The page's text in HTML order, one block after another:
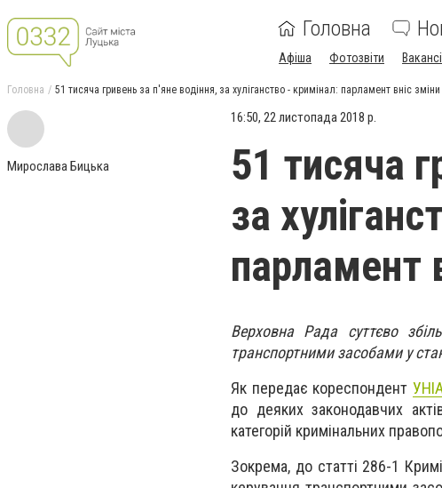
Головна
Афіша Фотозвіти
Головна 51 тисяча гривень за п'яне водіння, за хуліганство - кримінал: парламент вніс
Мирослава Бицька
16:50, 22 листопада 2018 р.
51 тисяча
за
парламент
Верховна Рада суттєво
транспортними засобами у
Як передає кореспондент
до деяких законодавчих
категорій кримінальних
Зокрема, до статті 286-1